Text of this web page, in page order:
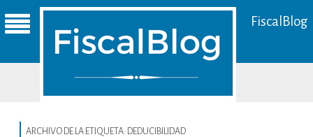
FiscalBlog
ARCHIVO DE LA ETIQUETA: DEDUCIBILIDAD